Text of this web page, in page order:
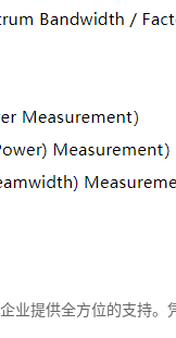
业提供全方位的支持。